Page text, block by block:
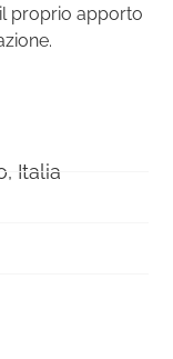
proprio apporto
Italia